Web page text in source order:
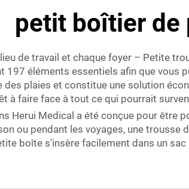
petit boîtier de
de travail et chaque foyer – Petite
éléments essentiels afin que vous
des plaies et constitue une solution
à faire face à tout ce qui pourrait
Herui Medical a été conçue pour être
ou pendant les voyages, une
boîte s'insère facilement dans un